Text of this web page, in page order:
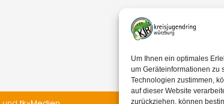
Um Ihnen ein optimales
um Geräteinformationen zu
Technologien zustimmen,
auf dieser Website
zurückziehen, können